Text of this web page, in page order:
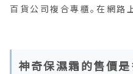
百貨公司複合專櫃。在網路
神奇保濕霜的售價是